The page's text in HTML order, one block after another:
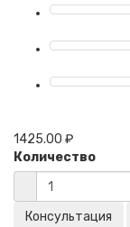
1425.00 ₽
Количество